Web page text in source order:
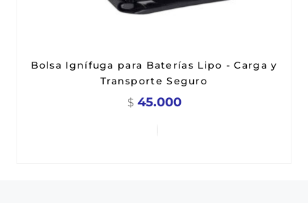
Bolsa Ignífuga para Baterías Lipo - Carga y
Transporte Seguro
$ 45.000